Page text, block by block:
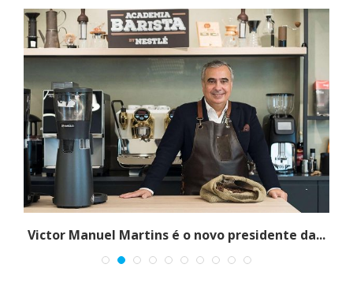
Victor Manuel Martins é o novo presidente da...